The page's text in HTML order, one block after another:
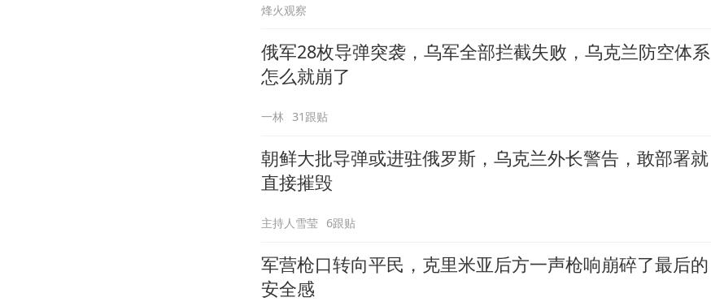
烽火观察
俄军28枚导弹突袭，乌军全部拦截失败，乌克兰防空体系
怎么就崩了
一林 31跟贴
朝鲜大批导弹或进驻俄罗斯，乌克兰外长警告，敢部署就
直接摧毁
主持人雪莹 6跟贴
军营枪口转向平民，克里米亚后方一声枪响崩碎了最后的
安全感